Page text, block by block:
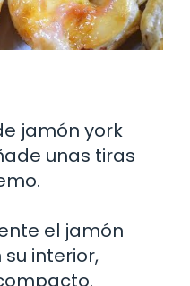
jamón york
unas tiras
el jamón
interior,